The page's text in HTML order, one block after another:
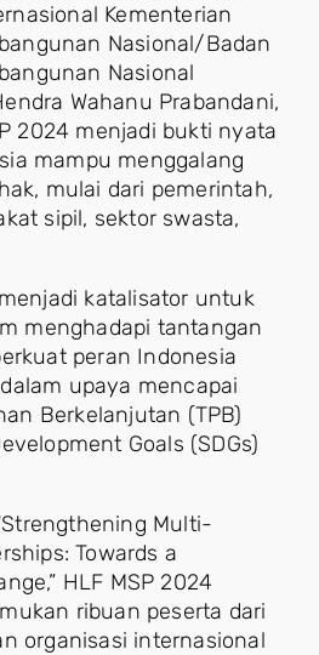
Kementerian
Nasional/Badan
Nasional
Wahanu Prabandani,
2024 menjadi bukti nyata
mampu menggalang
mulai dari pemerintah,
sipil, sektor swasta,
katalisator untuk
menghadapi tantangan
peran Indonesia
upaya mencapai
Berkelanjutan (TPB)
Goals (SDGs)
Multi-
Towards a
HLF MSP 2024
ribuan peserta dari
organisasi internasional